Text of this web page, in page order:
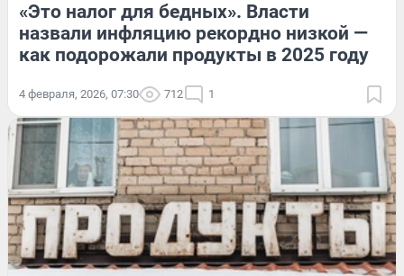
«Это налог для бедных». Власти
назвали инфляцию рекордно низкой —
как подорожали продукты в 2025 году
4 февраля, 2026, 07:30 712 1